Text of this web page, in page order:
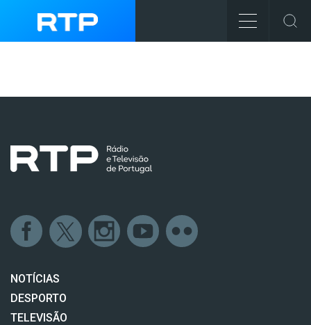
NOTÍCIAS
DESPORTO
TELEVISÃO